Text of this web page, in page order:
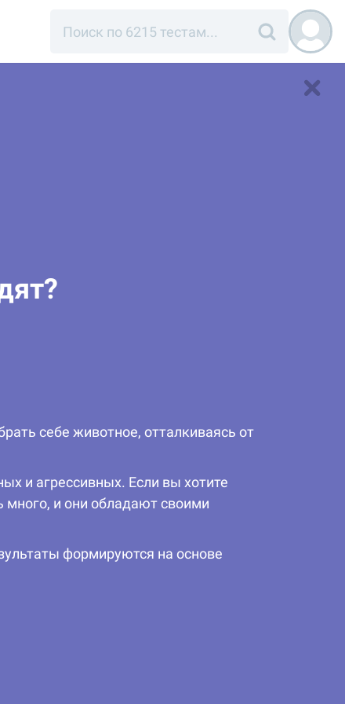
себе животное, отталкиваясь от
и агрессивных. Если вы хотите
много, и они обладают своими
формируются на основе